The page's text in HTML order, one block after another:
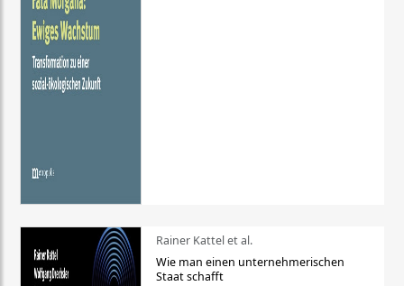
Rainer Kattel et al.
Wie man einen unternehmerischen
Staat schafft